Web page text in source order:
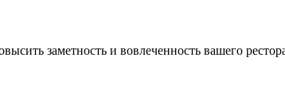
заметность и вовлеченность вашего